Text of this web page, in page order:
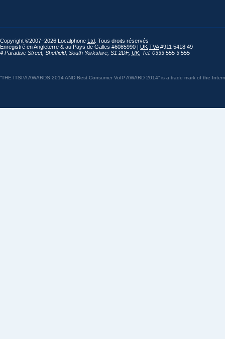
Copyright ©2007–2026 Localphone Ltd . Tous droits réservés
Enregistré en Angleterre & au Pays de Galles #6085990 | UK TVA#911 5418 49
4 Paradise Street, Sheffield, South Yorkshire S1 2DF, UK, Tel: 0333 555 3 555
“THE ITSPA AWARDS 2014 AND Best Consumer VoIP AWARD 2014” is a trade mark of the